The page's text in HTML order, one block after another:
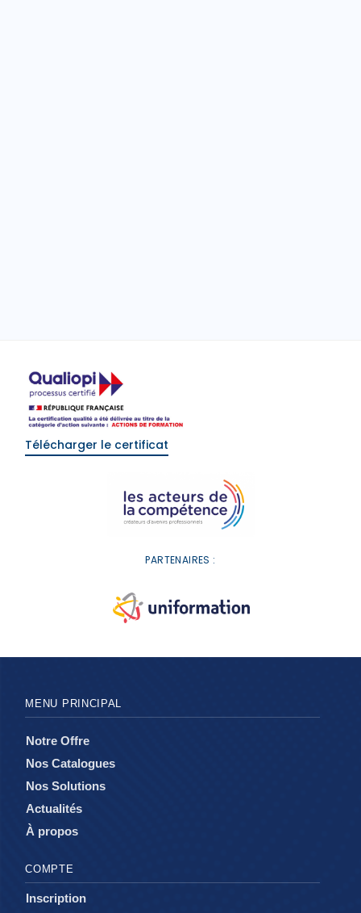
Télécharger le certificat
PARTENAIRES :
MENU PRINCIPAL
Notre Offre
Nos Catalogues
Nos Solutions
Actualités
À propos
COMPTE
Inscription